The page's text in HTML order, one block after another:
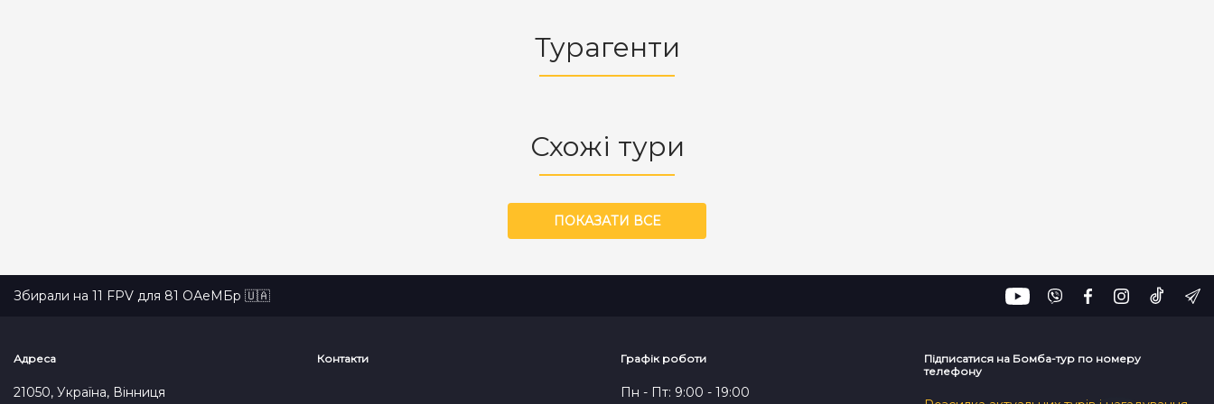
Турагенти
Схожі тури
ПОКАЗАТИ ВСЕ
Збирали на 11 FPV для 81 ОАеМБр 🇺🇦
Адреса
21050, Україна, Вінниця
Контакти Графік роботи
Пн - Пт: 9:00 - 19:00
Підписатися на Бомба-тур по номеру
телефону